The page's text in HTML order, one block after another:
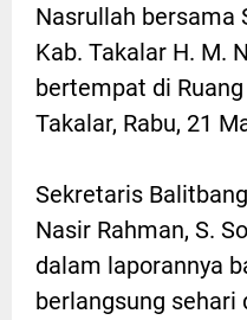
Nasrullah bersama
Kab. Takalar H. M.
bertempat di
Takalar, Rabu, 21
Sekretaris
Nasir Rahman, S.
dalam laporannya
berlangsung sehari